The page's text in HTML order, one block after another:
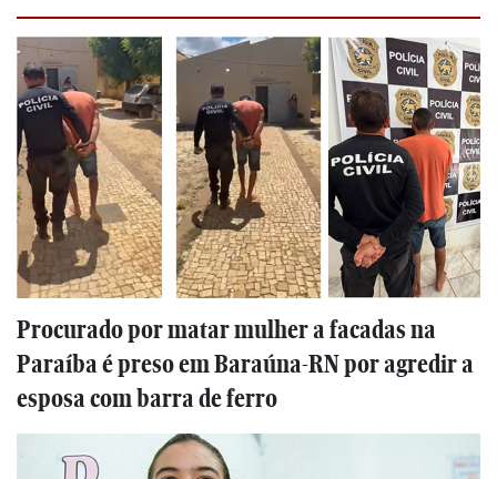
Procurado por matar mulher a facadas na
Paraíba é preso em Baraúna-RN por agredir a
esposa com barra de ferro